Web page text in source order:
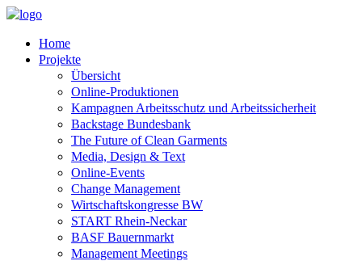
Home
Projekte
Übersicht
Online-Produktionen
Kampagnen Arbeitsschutz und Arbeitssicherheit
Backstage Bundesbank
The Future of Clean Garments
Media, Design & Text
Online-Events
Change Management
Wirtschaftskongresse BW
START Rhein-Neckar
BASF Bauernmarkt
Management Meetings